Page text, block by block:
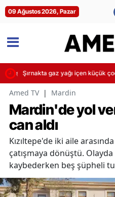
09 Ağustos 2026, Pazar
başladıŞırnakta gaz yağı içen küçük
Amed TV | Mardin
Mardin'de yol
can aldı
Kızıltepe'de iki aile
çatışmaya dönüştü. Olayda
kaybederken beş şüpheli